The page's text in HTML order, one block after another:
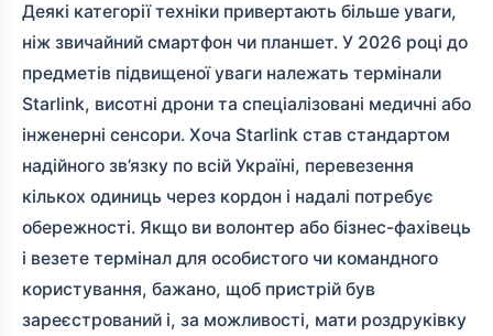
Деякі категорії техніки привертають більше уваги,
ніж звичайний смартфон чи планшет. У 2026 році до
предметів підвищеної уваги належать термінали
Starlink, висотні дрони та спеціалізовані медичні або
інженерні сенсори. Хоча Starlink став стандартом
надійного зв’язку по всій Україні, перевезення
кількох одиниць через кордон і надалі потребує
обережності. Якщо ви волонтер або бізнес-фахівець
і везете термінал для особистого чи командного
користування, бажано, щоб пристрій був
зареєстрований і, за можливості, мати роздруківку